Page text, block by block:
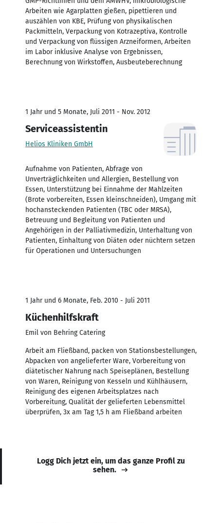
Arbeiten wie Agarplatten gießen, pipettieren und
auszählen von KBE, Prüfung von physikalischen
Packmitteln, Verpackung von Kotrazeptiva, Kontrolle
und Verpackung von flüssigen Arzneiformen, Arbeiten
im Labor inklusive Analyse von Ergebnissen,
Berechnung von Wirkstoffen, Ausbeuteberechnung
1 Jahr und 5 Monate, Juli 2011 - Nov. 2012
Serviceassistentin
Helios Kliniken GmbH
Aufnahme von Patienten, Abfrage von
Unverträglichkeiten und Allergien, Bestellung von
Essen, Unterstützung bei Einnahme der Mahlzeiten
(Brote vorbereiten, Essen kleinschneiden), Umgang mit
hochansteckenden Patienten (TBC oder MRSA),
Betreuung und Begleitung von Patienten und
Angehörigen in der Palliativmedizin, Unterhaltung von
Patienten, Einhaltung von Diäten oder nüchtern setzen
für Operationen und Untersuchungen
1 Jahr und 6 Monate, Feb. 2010 - Juli 2011
Küchenhilfskraft
Emil von Behring Catering
Arbeit am Fließband, packen von Stationsbestellungen,
Abpacken von angelieferter Ware, Vorbereitung von
diätetischer Nahrung nach Speiseplänen, Bestellung
von Waren, Reinigung von Kesseln und Kühlhäusern,
Reinigung des eigenen Arbeitsplatzes nach
Vorbereitung, Qualität der gelieferten Lebensmittel
überprüfen, 3x am Tag 1,5 h am Fließband arbeiten
Logg Dich jetzt ein, um das ganze Profil zu
sehen.